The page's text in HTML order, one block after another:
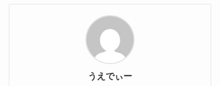
うえでぃー